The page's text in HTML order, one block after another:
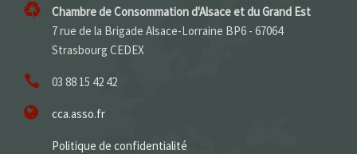
Chambre de Consommation d'Alsace et du Grand Est
7 rue de la Brigade Alsace-Lorraine BP6 - 67064
Strasbourg CEDEX
03 88 15 42 42
cca.asso.fr
Politique de confidentialité